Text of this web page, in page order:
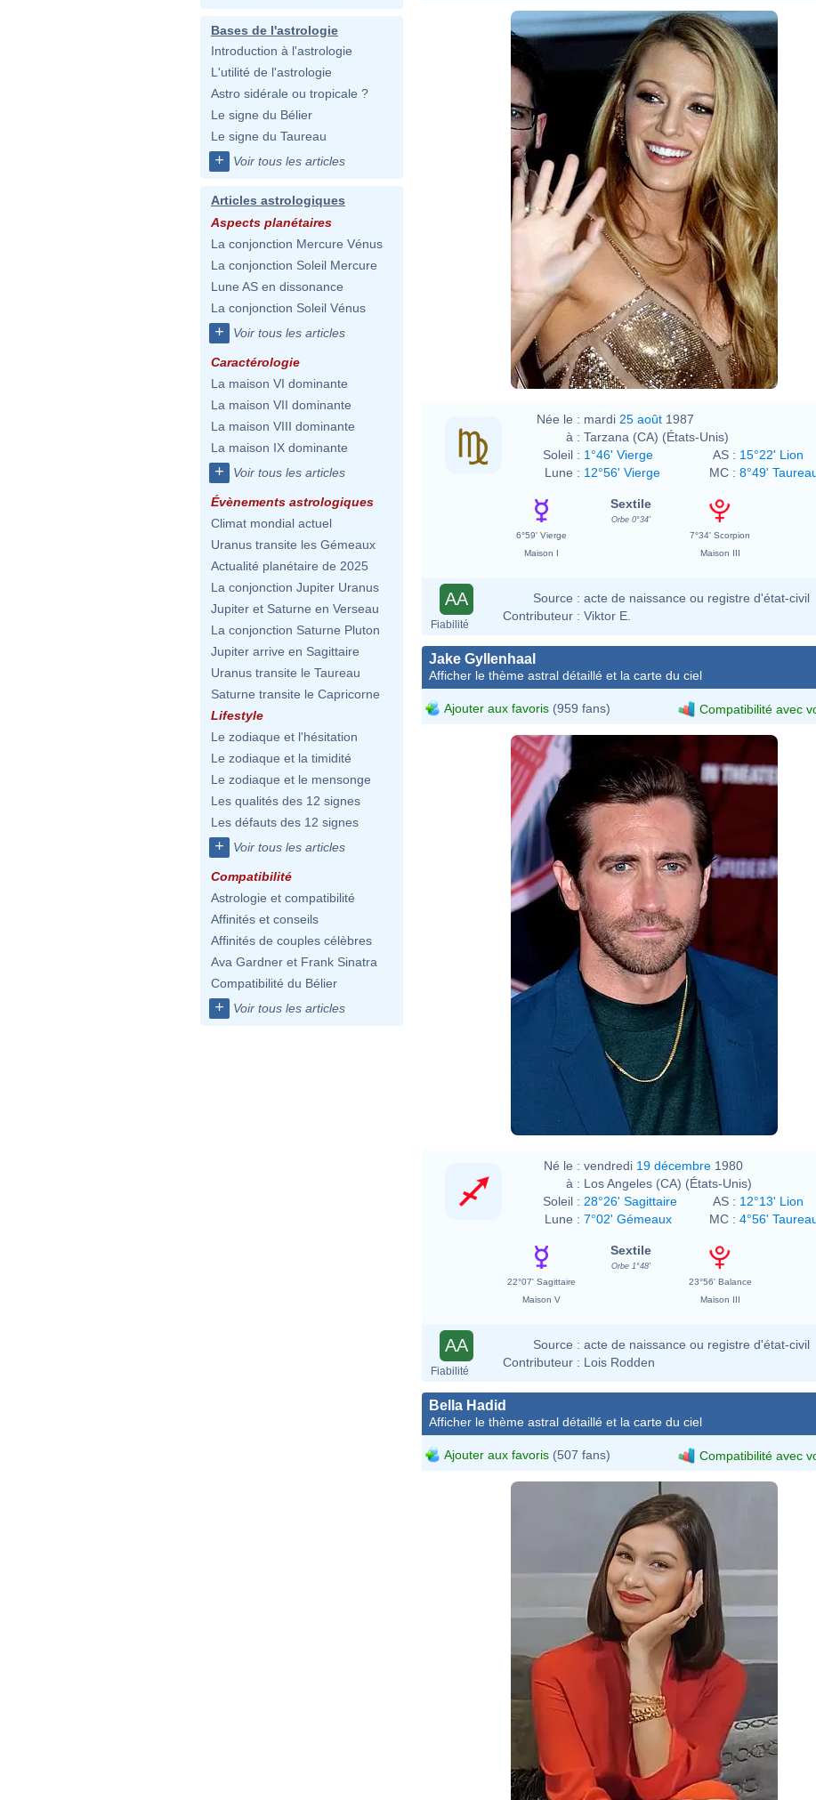
Bases de l'astrologie
Introduction à l'astrologie
L'utilité de l'astrologie
Astro sidérale ou tropicale ?
Le signe du Bélier
Le signe du Taureau
+ Voir tous les articles
Articles astrologiques
Aspects planétaires
La conjonction Mercure Vénus
La conjonction Soleil Mercure
Lune AS en dissonance
La conjonction Soleil Vénus
+ Voir tous les articles
Caractérologie
La maison VI dominante
La maison VII dominante
La maison VIII dominante
La maison IX dominante
+ Voir tous les articles
Évènements astrologiques
Climat mondial actuel
Uranus transite les Gémeaux
Actualité planétaire de 2025
La conjonction Jupiter Uranus
Jupiter et Saturne en Verseau
La conjonction Saturne Pluton
Jupiter arrive en Sagittaire
Uranus transite le Taureau
Saturne transite le Capricorne
Lifestyle
Le zodiaque et l'hésitation
Le zodiaque et la timidité
Le zodiaque et le mensonge
Les qualités des 12 signes
Les défauts des 12 signes
+ Voir tous les articles
Compatibilité
Astrologie et compatibilité
Affinités et conseils
Affinités de couples célèbres
Ava Gardner et Frank Sinatra
Compatibilité du Bélier
+ Voir tous les articles
Née le : mardi 25 août 1987
à : Tarzana (CA) (États-Unis)
Soleil : 1°46' Vierge AS : 15°22' Lion
Lune : 12°56' Vierge MC : 8°49'
Sextile
Orbe 0°34'
6°59' Vierge
7°34' Scorpion
Maison I
Maison III
AA
Fiabilité
Source : acte de naissance ou registre d'état-civil
Contributeur : Viktor E.
Jake Gyllenhaal
Afficher le thème astral détaillé et la carte du ciel
Ajouter aux favoris (959 fans) Compatibilité avec
Né le : vendredi 19 décembre 1980
à : Los Angeles (CA) (États-Unis)
Soleil : 28°26' Sagittaire AS : 12°13' Lion
Lune : 7°02' Gémeaux MC : 4°56'
Sextile
Orbe 1°48'
22°07' Sagittaire
23°56' Balance
Maison V
Maison III
AA
Fiabilité
Source : acte de naissance ou registre d'état-civil
Contributeur : Lois Rodden
Bella Hadid
Afficher le thème astral détaillé et la carte du ciel
Ajouter aux favoris (507 fans) Compatibilité avec